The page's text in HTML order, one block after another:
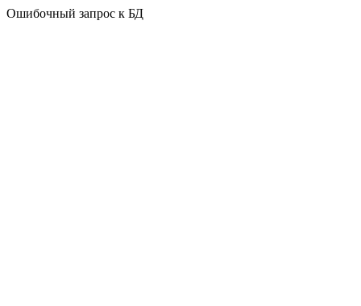
Ошибочный запрос к БД